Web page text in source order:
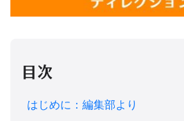
目次
はじめに：編集部より